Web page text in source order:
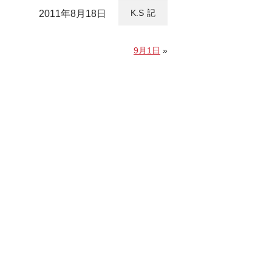
K.S
2011年8月18日
9月1日 »